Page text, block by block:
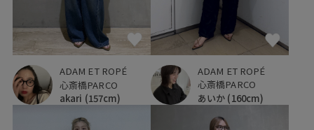
ADAM ET ROPÉ
心斎橋PARCO
akari (157cm)
ADAM ET ROPÉ
心斎橋PARCO
あいか (160cm)